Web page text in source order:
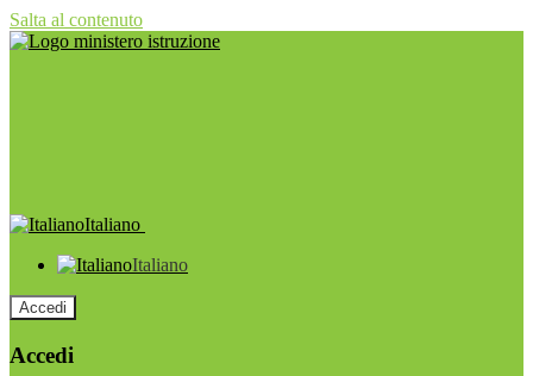
Salta al contenuto
Italiano
Italiano
Accedi
Accedi